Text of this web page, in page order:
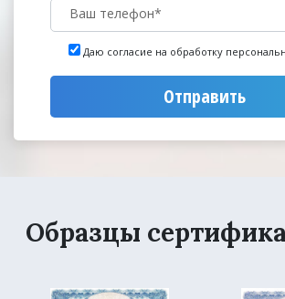
Даю согласие на обработку
Отправить
Образцы